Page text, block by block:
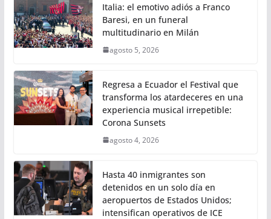
Italia: el emotivo adiós a Franco
Baresi, en un funeral
multitudinario en Milán
agosto 5, 2026
Regresa a Ecuador el Festival que
transforma los atardeceres en una
experiencia musical irrepetible:
Corona Sunsets
agosto 4, 2026
Hasta 40 inmigrantes son
detenidos en un solo día en
aeropuertos de Estados Unidos;
intensifican operativos de ICE